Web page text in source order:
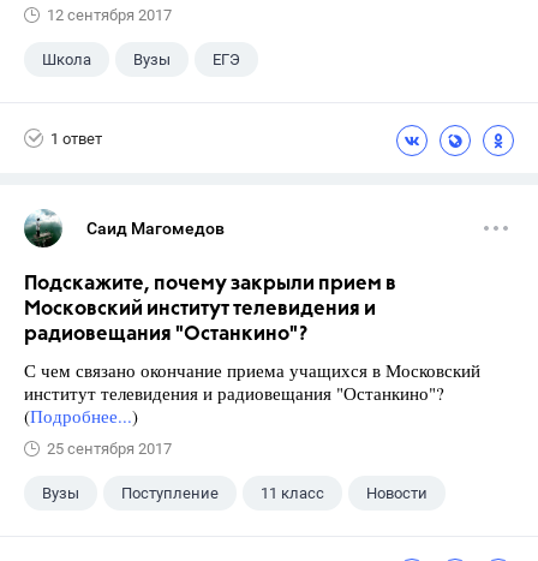
12 сентября 2017
Школа Вузы ЕГЭ
1 ответ
Саид Магомедов
Подскажите, почему закрыли прием в
Московский институт телевидения и
радиовещания "Останкино"?
С чем связано окончание приема учащихся в Московский
институт телевидения и радиовещания "Останкино"?
(Подробнее...)
25 сентября 2017
Вузы Поступление 11 класс Новости